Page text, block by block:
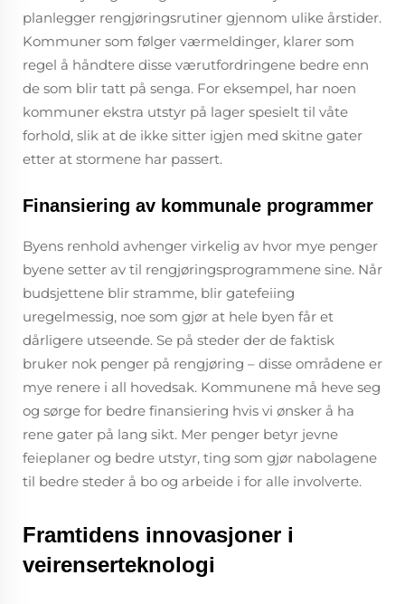
planlegger rengjøringsrutiner gjennom ulike årstider.
Kommuner som følger værmeldinger, klarer som
regel å håndtere disse værutfordringene bedre enn
de som blir tatt på senga. For eksempel, har noen
kommuner ekstra utstyr på lager spesielt til våte
forhold, slik at de ikke sitter igjen med skitne gater
etter at stormene har passert.
Finansiering av kommunale programmer
Byens renhold avhenger virkelig av hvor mye penger
byene setter av til rengjøringsprogrammene sine. Når
budsjettene blir stramme, blir gatefeiing
uregelmessig, noe som gjør at hele byen får et
dårligere utseende. Se på steder der de faktisk
bruker nok penger på rengjøring – disse områdene er
mye renere i all hovedsak. Kommunene må heve seg
og sørge for bedre finansiering hvis vi ønsker å ha
rene gater på lang sikt. Mer penger betyr jevne
feieplaner og bedre utstyr, ting som gjør nabolagene
til bedre steder å bo og arbeide i for alle involverte.
Framtidens innovasjoner i
veirenserteknologi